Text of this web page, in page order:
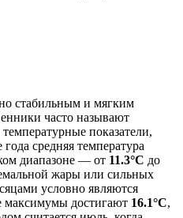
стабильным и мягким
часто называют
показатели,
средняя температура
диапазоне — от 11.3°C до
жары или сильных
условно являются
максимумы достигают 16.1°C,